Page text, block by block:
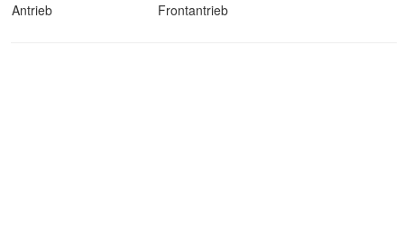
Antrieb
Frontantrieb